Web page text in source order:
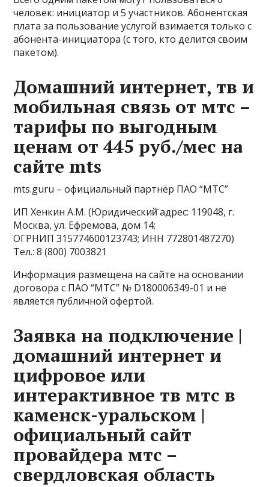
человек: инициатор и 5 участников. Абонентская
плата за пользование услугой взимается только с
абонента-инициатора (с того, кто делится своим
пакетом).
Домашний интернет, тв и
мобильная связь от мтс –
тарифы по выгодным
ценам от 445 руб./мес на
сайте mts
mts.guru – официальный партнёр ПАО “МТС”
ИП Хенкин А.М. (Юридический̆ адрес: 119048, г.
Москва, ул. Ефремова, дом 14;
ОГРНИП315774600123743; ИНН 772801487270)
Тел.: 8 (800) 7003821
Информация размещена на сайте на основании
договора с ПАО “МТС” № D180006349-01 и не
является публичной офертой.
Заявка на подключение |
домашний интернет и
цифровое или
интерактивное тв мтс в
каменск-уральском |
официальный сайт
провайдера мтс –
свердловская область